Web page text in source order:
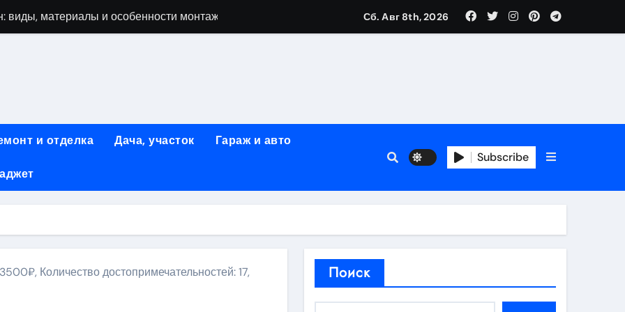
материалы и особенности монтажа
ногтевого сервиса: основные принципы и форматы участия
конструкции и этапы возведения
на рейсы в Киргизию
рекламных технологий для программной и мобильной рекламы
ассортимента и критериев выбора
квартир со вторым светом и террасой в готовых домах
Сб. Авг 8th, 2026
и отделка Дача, участок Гараж и авто
Subscribe
Количество достопримечательностей: 17,
Поиск